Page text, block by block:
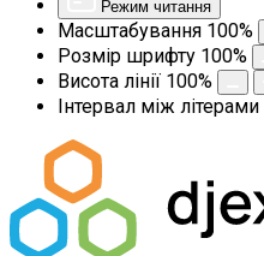
Режим читання
Масштабування 100%
Розмір шрифту 100%
Висота лінії 100%
Інтервал між літерами